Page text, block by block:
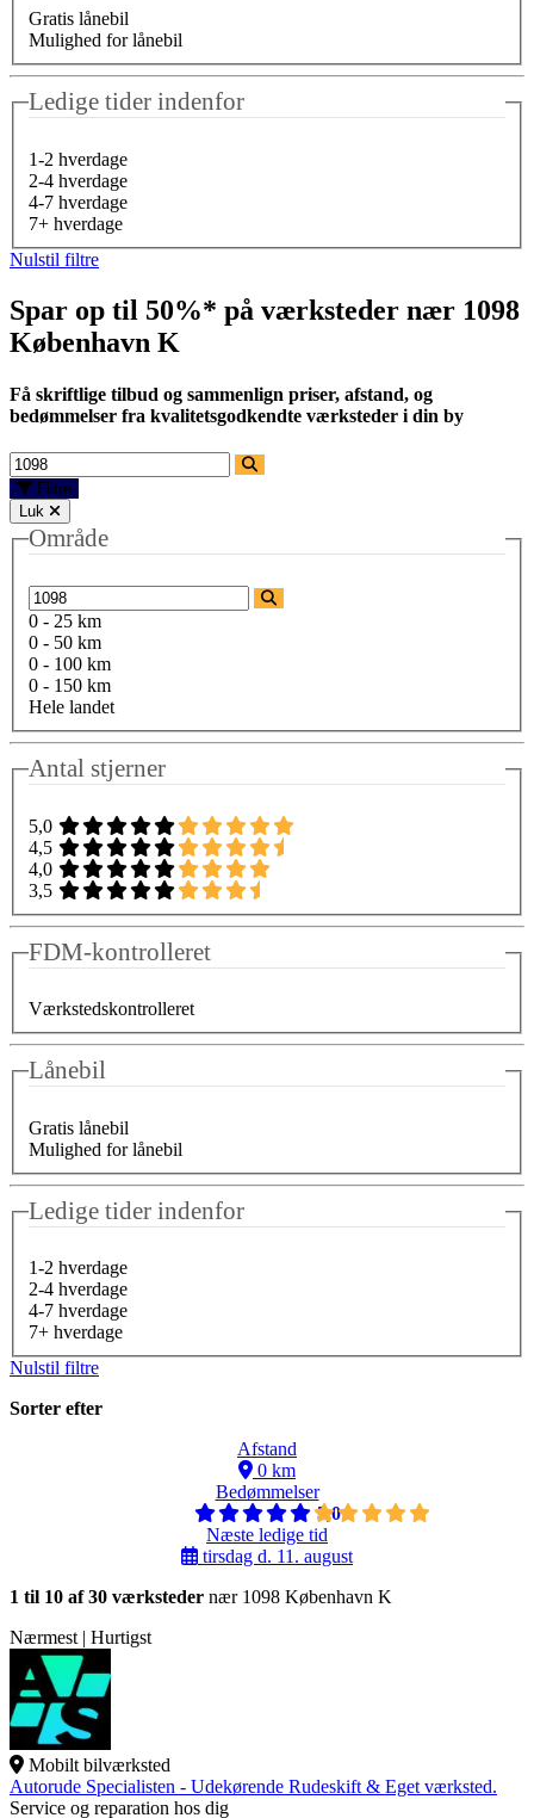
Gratis lånebil
Mulighed for lånebil
Ledige tider indenfor
1-2 hverdage
2-4 hverdage
4-7 hverdage
7+ hverdage
Nulstil filtre
Spar op til 50%* på værksteder nær 1098
København K
Få skriftlige tilbud og sammenlign priser, afstand, og
bedømmelser fra kvalitetsgodkendte værksteder i din by
Filtre
Luk
Område
0 - 25 km
0 - 50 km
0 - 100 km
0 - 150 km
Hele landet
Antal stjerner
5,0
4,5
4,0
3,5
FDM-kontrolleret
Værkstedskontrolleret
Lånebil
Gratis lånebil
Mulighed for lånebil
Ledige tider indenfor
1-2 hverdage
2-4 hverdage
4-7 hverdage
7+ hverdage
Nulstil filtre
Sorter efter
Afstand
0 km
Bedømmelser
5,0
Næste ledige tid
tirsdag d. 11. august
1 til 10 af 30 værksteder nær 1098 København K
Nærmest | Hurtigst
Mobilt bilværksted
Autorude Specialisten - Udekørende Rudeskift & Eget værksted.
Service og reparation hos dig